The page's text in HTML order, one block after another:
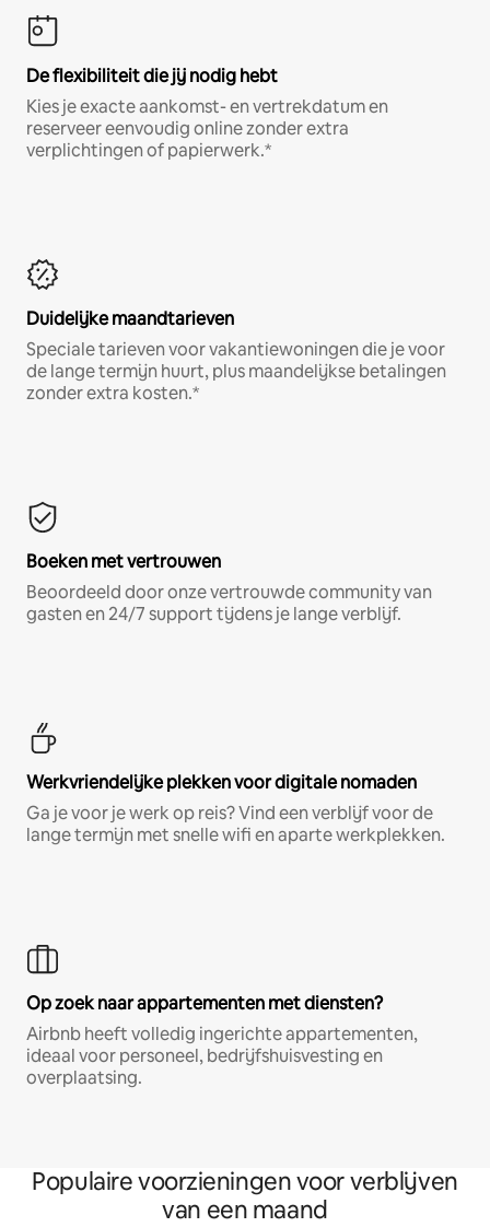
De flexibiliteit die jij nodig hebt
Kies je exacte aankomst- en vertrekdatum en
reserveer eenvoudig online zonder extra
verplichtingen of papierwerk.*
Duidelijke maandtarieven
Speciale tarieven voor vakantiewoningen die je voor
de lange termijn huurt, plus maandelijkse betalingen
zonder extra kosten.*
Boeken met vertrouwen
Beoordeeld door onze vertrouwde community van
gasten en 24/7 support tijdens je lange verblijf.
Werkvriendelijke plekken voor digitale nomaden
Ga je voor je werk op reis? Vind een verblijf voor de
lange termijn met snelle wifi en aparte werkplekken.
Op zoek naar appartementen met diensten?
Airbnb heeft volledig ingerichte appartementen,
ideaal voor personeel, bedrijfshuisvesting en
overplaatsing.
Populaire voorzieningen voor verblijven
van een maand